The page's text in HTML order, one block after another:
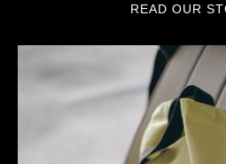
READ OUR